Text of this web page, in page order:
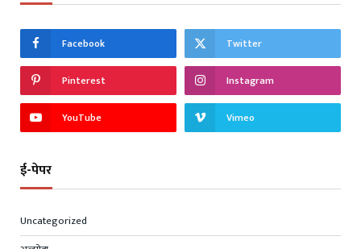
Facebook Twitter
Pinterest Instagram
YouTube Vimeo
ई-पेपर
Uncategorized